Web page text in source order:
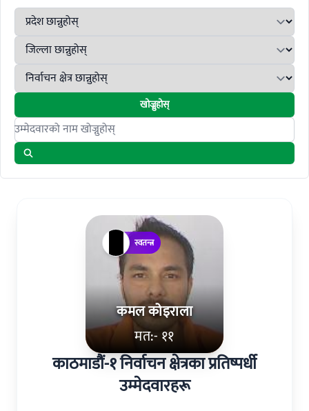
खोज्नुहोस्
Search candidates
कमल कोइराला
मत:- ११
स्वतन्त्र
काठमाडौं-१ निर्वाचन क्षेत्रका प्रतिष्पर्धी
उम्मेदवारहरू